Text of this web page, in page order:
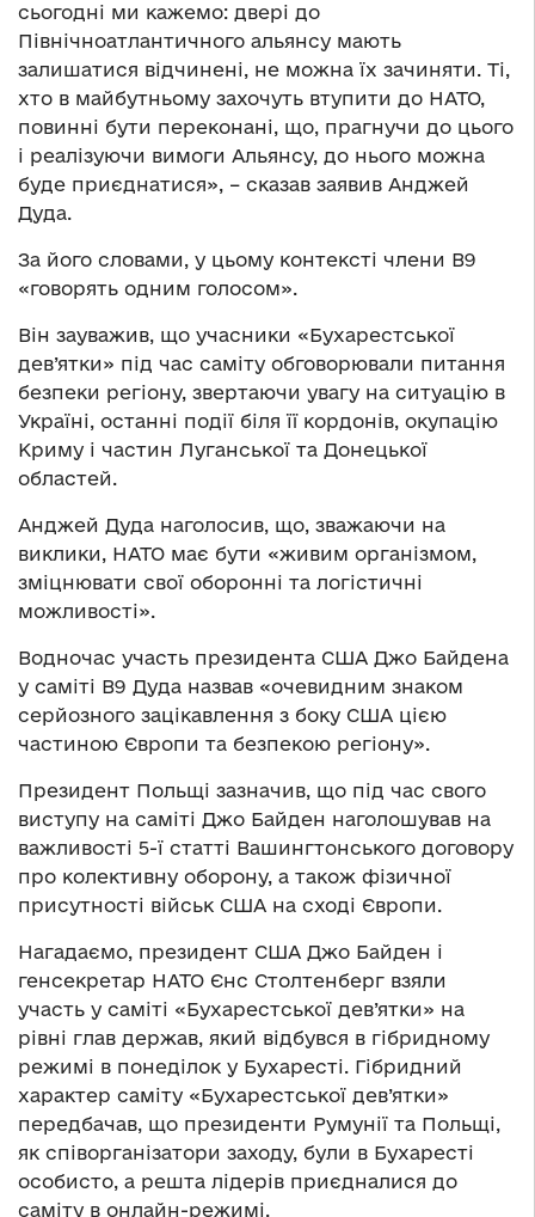
сьогодні ми кажемо: двері до
Північноатлантичного альянсу мають
залишатися відчинені, не можна їх зачиняти. Ті,
хто в майбутньому захочуть втупити до НАТО,
повинні бути переконані, що, прагнучи до цього
і реалізуючи вимоги Альянсу, до нього можна
буде приєднатися», – сказав заявив Анджей
Дуда.
За його словами, у цьому контексті члени B9
«говорять одним голосом».
Він зауважив, що учасники «Бухарестської
дев’ятки» під час саміту обговорювали питання
безпеки регіону, звертаючи увагу на ситуацію в
Україні, останні події біля її кордонів, окупацію
Криму і частин Луганської та Донецької
областей.
Анджей Дуда наголосив, що, зважаючи на
виклики, НАТО має бути «живим організмом,
зміцнювати свої оборонні та логістичні
можливості».
Водночас участь президента США Джо Байдена
у саміті B9 Дуда назвав «очевидним знаком
серйозного зацікавлення з боку США цією
частиною Європи та безпекою регіону».
Президент Польщі зазначив, що під час свого
виступу на саміті Джо Байден наголошував на
важливості 5-ї статті Вашингтонського договору
про колективну оборону, а також фізичної
присутності військ США на сході Європи.
Нагадаємо, президент США Джо Байден і
генсекретар НАТО Єнс Столтенберг взяли
участь у саміті «Бухарестської дев’ятки» на
рівні глав держав, який відбувся в гібридному
режимі в понеділок у Бухаресті. Гібридний
характер саміту «Бухарестської дев’ятки»
передбачав, що президенти Румунії та Польщі,
як співорганізатори заходу, були в Бухаресті
особисто, а решта лідерів приєдналися до
саміту в онлайн-режимі.